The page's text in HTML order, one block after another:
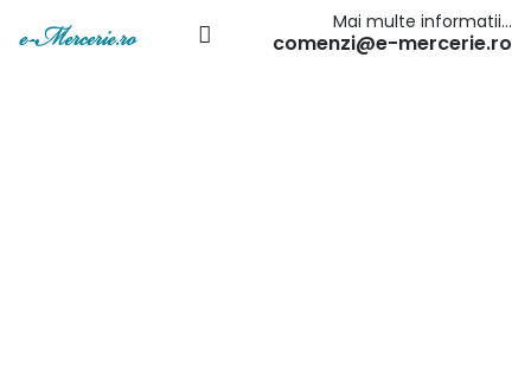
Mai multe informatii…
comenzi@e-mercerie.ro